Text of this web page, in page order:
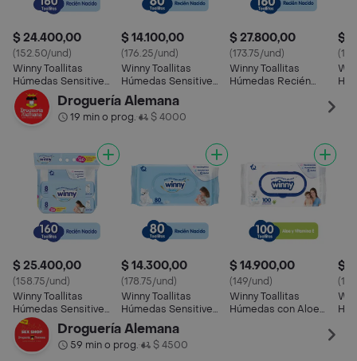
$ 24.400,00
(152.50/und)
Winny Toallitas
Húmedas Sensitive
Recién Nacido
$ 14.100,00
(176.25/und)
Winny Toallitas
Húmedas Sensitive
Recién Nacido
$ 27.800,00
(173.75/und)
Winny Toallitas
Húmedas Recién
$
Droguería Alemana
19 min o prog.• $ 4000
$ 25.400,00
(158.75/und)
Winny Toallitas
Húmedas Sensitive
Recién Nacido
$ 14.300,00
(178.75/und)
Winny Toallitas
Húmedas Sensitive
Recién Nacido
$ 14.900,00
(149/und)
Winny Toallitas
Húmedas con Aloe
$
Droguería Alemana
59 min o prog.• $ 4500